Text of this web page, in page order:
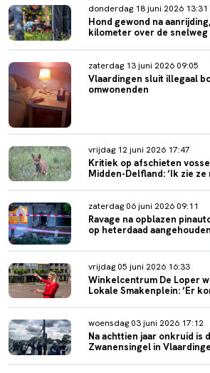
donderdag 18 juni 2026 13:31
Hond gewond na
kilometer over de snelweg
zaterdag 13 juni 2026 09:05
Vlaardingen sluit illegaal
omwonenden
vrijdag 12 juni 2026 17:47
Kritiek op afschieten
Midden-Delfland: ‘Ik zie ze
zaterdag 06 juni 2026 09:11
Ravage na opblazen
op heterdaad aangehouden
vrijdag 05 juni 2026 16:33
Winkelcentrum De Loper
Lokale Smakenplein: ‘Er
woensdag 03 juni 2026 17:12
Na achttien jaar onkruid is
Zwanensingel in